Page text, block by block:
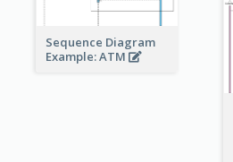
Sequence Diagram
Example: ATM